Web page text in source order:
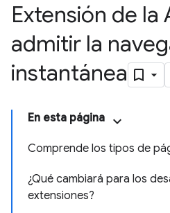
Extensión de la
admitir la
instantánea
En esta página
Comprende los tipos de
¿Qué cambiará para los
extensiones?